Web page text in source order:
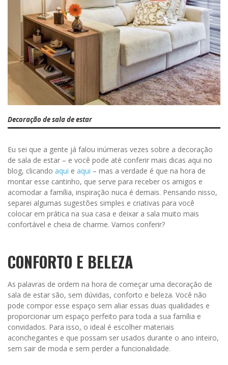
Decoração de sala de estar
Eu sei que a gente já falou inúmeras vezes sobre a decoração
de sala de estar – e você pode até conferir mais dicas aqui no
blog, clicando aqui e aqui – mas a verdade é que na hora de
montar esse cantinho, que serve para receber os amigos e
acomodar a família, inspiração nuca é demais. Pensando nisso,
separei algumas sugestões simples e criativas para você
colocar em prática na sua casa e deixar a sala muito mais
confortável e cheia de charme. Vamos conferir?
CONFORTO E BELEZA
As palavras de ordem na hora de começar uma decoração de
sala de estar são, sem dúvidas, conforto e beleza. Você não
pode compor esse espaço sem aliar essas duas qualidades e
proporcionar um espaço perfeito para toda a sua família e
convidados. Para isso, o ideal é escolher materiais
aconchegantes e que possam ser usados durante o ano inteiro,
sem sair de moda e sem perder a funcionalidade.